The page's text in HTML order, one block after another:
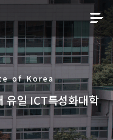
of Korea
유일 ICT특성화대학